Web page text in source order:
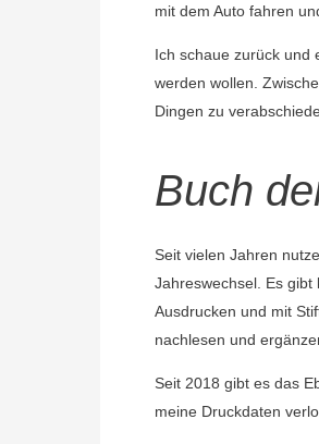
mit dem Auto fahren
Ich schaue zurück und
werden wollen.
Dingen zu
Buch
Seit vielen Jahren
Jahreswechsel. Es gibt
Ausdrucken und mit
nachlesen und
Seit 2018 gibt es das
meine Druckdaten